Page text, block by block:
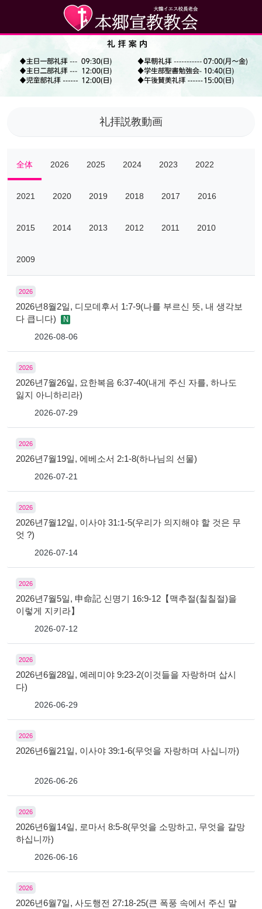
礼拝説教動画
全体 2026 2025 2024 2023 2022
2021 2020 2019 2018 2017 2016
2015 2014 2013 2012 2011 2010
2009
2026
2026년8월2일, 디모데후서 1:7-9(나를 부르신 뜻, 내 생각보
다 큽니다)
N
2026-08-06
2026
2026년7월26일, 요한복음 6:37-40(내게 주신 자를, 하나도
잃지 아니하리라)
2026-07-29
2026
2026년7월19일, 에베소서 2:1-8(하나님의 선물)
2026-07-21
2026
2026년7월12일, 이사야 31:1-5(우리가 의지해야 할 것은 무
엇 ?)
2026-07-14
2026
2026년7월5일, 申命記 신명기 16:9-12【맥추절(칠칠절)을
이렇게 지키라】
2026-07-12
2026
2026년6월28일, 예레미야 9:23-2(이것들을 자랑하며 삽시
다)
2026-06-29
2026
2026년6월21일, 이사야 39:1-6(무엇을 자랑하며 사십니까)
2026-06-26
2026
2026년6월14일, 로마서 8:5-8(무엇을 소망하고, 무엇을 갈망
하십니까)
2026-06-16
2026
2026년6월7일, 사도행전 27:18-25(큰 폭풍 속에서 주신 말